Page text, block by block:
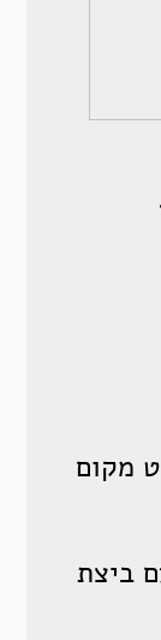
מקום
ביצת